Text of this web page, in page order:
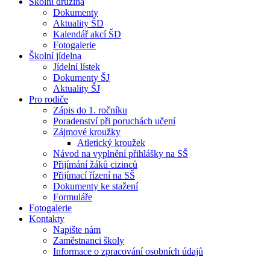
Dokumenty
Aktuality ŠD
Kalendář akcí ŠD
Fotogalerie
Školní jídelna
Jídelní lístek
Dokumenty ŠJ
Aktuality ŠJ
Pro rodiče
Zápis do 1. ročníku
Poradenství při poruchách učení
Zájmové kroužky
Atletický kroužek
Návod na vyplnění přihlášky na SŠ
Přijímání žáků cizinců
Přijímací řízení na SŠ
Dokumenty ke stažení
Formuláře
Fotogalerie
Kontakty
Napište nám
Zaměstnanci školy
Informace o zpracování osobních údajů